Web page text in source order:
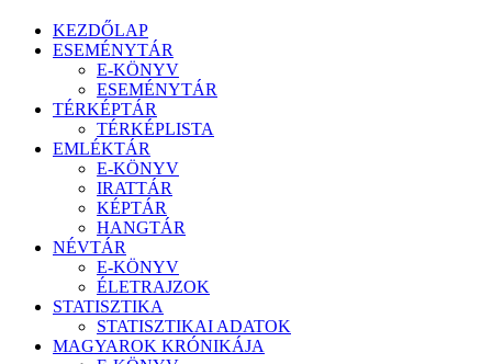
KEZDŐLAP
ESEMÉNYTÁR
E-KÖNYV
ESEMÉNYTÁR
TÉRKÉPTÁR
TÉRKÉPLISTA
EMLÉKTÁR
E-KÖNYV
IRATTÁR
KÉPTÁR
HANGTÁR
NÉVTÁR
E-KÖNYV
ÉLETRAJZOK
STATISZTIKA
STATISZTIKAI ADATOK
MAGYAROK KRÓNIKÁJA